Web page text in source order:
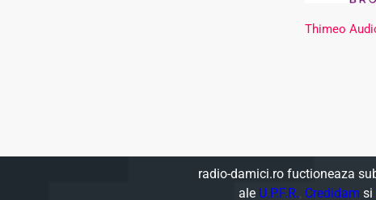
Thimeo
radio-damici.ro fuctioneaza
ale U.P.F.R., Credidam si